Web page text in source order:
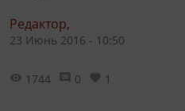
Редактор,
23 Июнь 2016 - 10:50
1744 0 1